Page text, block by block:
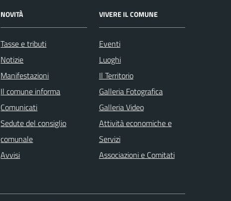
NOVITÀ
Tasse e tributi
Notizie
Manifestazioni
Il comune informa
Comunicati
Sedute del consiglio
comunale
Avvisi
VIVERE IL COMUNE
Eventi
Luoghi
Il Territorio
Galleria Fotografica
Galleria Video
Attività economiche e
Servizi
Associazioni e Comitati